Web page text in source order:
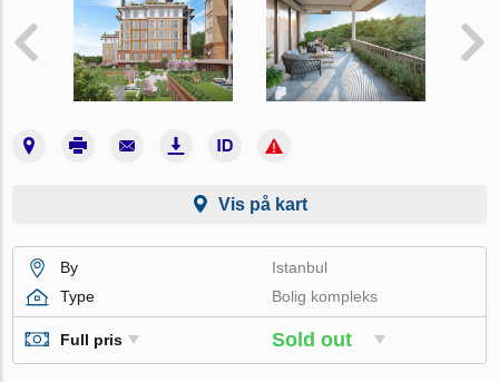
Vis på kart
By
Istanbul
Type
Bolig kompleks
Full pris Sold out